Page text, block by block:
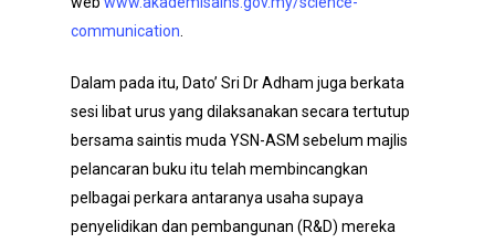
communication
Dalam pada itu, Dato’ Sri Dr Adham juga berkata
sesi libat urus yang dilaksanakan secara tertutup
bersama saintis muda YSN-ASM sebelum majlis
pelancaran buku itu telah membincangkan
pelbagai perkara antaranya usaha supaya
penyelidikan dan pembangunan (R&D) mereka